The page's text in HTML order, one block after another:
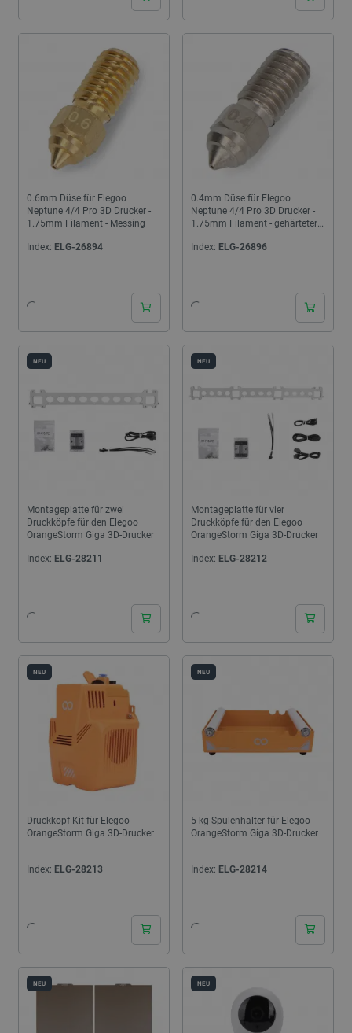
0.6mm Düse für Elegoo
Neptune 4/4 Pro 3D Drucker -
1.75mm Filament - Messing
Index: ELG-26894
0.4mm Düse für Elegoo
Neptune 4/4 Pro 3D Drucker -
1.75mm Filament - gehärteter
Index: ELG-26896
Montageplatte für zwei
Druckköpfe für den Elegoo
OrangeStorm Giga 3D-Drucker
Index: ELG-28211
NEU
Montageplatte für vier
Druckköpfe für den Elegoo
OrangeStorm Giga 3D-Drucker
Index: ELG-28212
NEU
Druckkopf-Kit für Elegoo
OrangeStorm Giga 3D-Drucker
Index: ELG-28213
NEU
5-kg-Spulenhalter für Elegoo
OrangeStorm Giga 3D-Drucker
Index: ELG-28214
NEU
NEU NEU